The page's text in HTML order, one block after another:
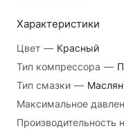
защиты внутренних
эффективной работы
ресивера имеется
позволяет просто и
Конструкция
которым компрессор
Характеристики
Цвет — Красный
Тип компрессора —
Тип смазки —
Максимальное
Производительность